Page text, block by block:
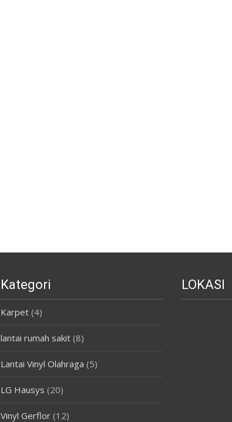
Kategori
Karpet (4)
lantai rumah sakit (8)
Lantai Vinyl Olahraga (5)
LG Hausys (20)
Vinyl Gerflor (12)
LOKASI